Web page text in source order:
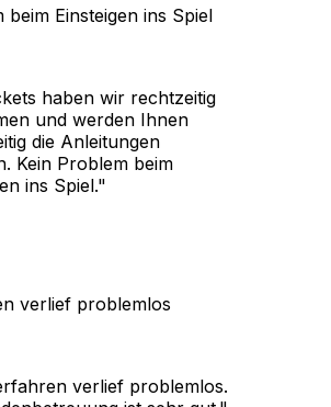
beim Einsteigen ins Spiel
haben wir rechtzeitig
und werden Ihnen
die Anleitungen
Kein Problem beim
ins Spiel."
verlief problemlos
verlief problemlos.